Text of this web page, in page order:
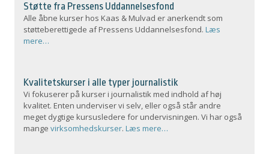
Støtte fra Pressens Uddannelsesfond
Alle åbne kurser hos Kaas & Mulvad er anerkendt som
støtteberettigede af Pressens Uddannelsesfond.Læs
mere…
Kvalitetskurser i alle typer journalistik
Vi fokuserer på kurser i journalistik med indhold af høj
kvalitet. Enten underviser vi selv, eller også står andre
meget dygtige kursusledere for undervisningen. Vi har også
mangevirksomhedskurser.Læs mere…